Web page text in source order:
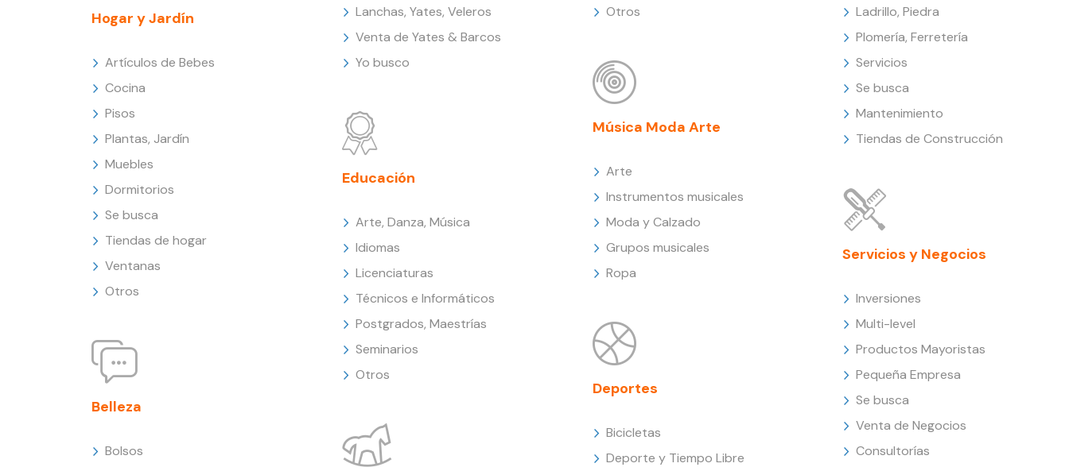
Hogar y Jardín
Artículos de Bebes
Cocina
Pisos
Plantas, Jardín
Muebles
Dormitorios
Se busca
Tiendas de hogar
Ventanas
Otros
Belleza
Bolsos
Lanchas, Yates, Veleros
Venta de Yates & Barcos
Yo busco
Educación
Arte, Danza, Música
Idiomas
Licenciaturas
Técnicos e Informáticos
Postgrados, Maestrías
Seminarios
Otros
Otros
Música Moda Arte
Arte
Instrumentos musicales
Moda y Calzado
Grupos musicales
Ropa
Deportes
Bicicletas
Deporte y Tiempo Libre
Ladrillo, Piedra
Plomería, Ferretería
Servicios
Se busca
Mantenimiento
Tiendas de Construcción
Servicios y Negocios
Inversiones
Multi-level
Productos Mayoristas
Pequeña Empresa
Se busca
Venta de Negocios
Consultorías